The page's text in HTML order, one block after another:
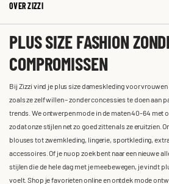
OVER ZIZZI
PLUS SIZE FASHION
COMPROMISSEN
Bij Zizzi vind je plus size dameskleding voor
zoals ze zelf willen – zonder concessies te doen aan
trends. We ontwerpen mode in de maten 40-64 met
zodat onze stijlen net zo goed zitten als ze eruitzien.
blouses tot zwemkleding, lingerie, sportkleding,
accessoires. Of je nu op zoek bent naar een nieuwe
stijlen die de hele dag met je meebewegen, je vindt
voelt. Shop je favorieten online en ontdek mode